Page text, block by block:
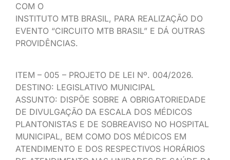
COM O
INSTITUTO MTB BRASIL, PARA REALIZAÇÃO DO
EVENTO “CIRCUITO MTB BRASIL” E DÁ OUTRAS
PROVIDÊNCIAS.
ITEM – 005 – PROJETO DE LEI Nº. 004/2026.
DESTINO: LEGISLATIVO MUNICIPAL
ASSUNTO: DISPÕE SOBRE A OBRIGATORIEDADE
DE DIVULGAÇÃO DA ESCALA DOS MÉDICOS
PLANTONISTAS E DE SOBREAVISO NO HOSPITAL
MUNICIPAL, BEM COMO DOS MÉDICOS EM
ATENDIMENTO E DOS RESPECTIVOS HORÁRIOS